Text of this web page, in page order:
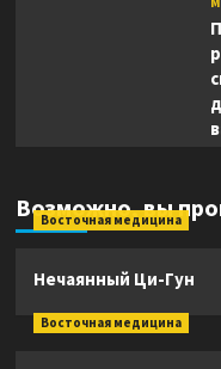
Возможно, вы
Восточная медицина
Нечаянный Ци-Гун
Восточная медицина